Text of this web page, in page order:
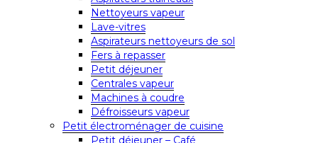
Nettoyeurs vapeur
Lave-vitres
Aspirateurs nettoyeurs de sol
Fers à repasser
Petit déjeuner
Centrales vapeur
Machines à coudre
Défroisseurs vapeur
Petit électroménager de cuisine
Petit déjeuner – Café